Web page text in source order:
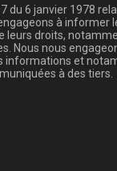
du 6 janvier 1978
à informer
leurs droits,
Nous nous
informations et
à des tiers.